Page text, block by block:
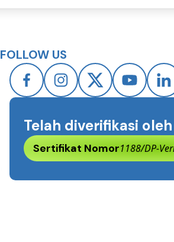
FOLLOW US
Telah diverifikasi
Sertifikat Nomor1188/DP-